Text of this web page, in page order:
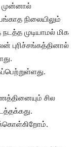
முன்னால்
நிலையிலும்
முடியாமல் மிக
புரிச்சங்கத்தினால்
சில